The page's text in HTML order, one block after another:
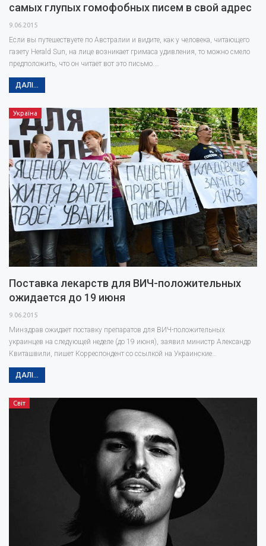
самых глупых гомофобных писем в свой адрес
9.06.2015
Если вы путешествуете по Австралии и видите, как у человека, читающего
газету Herald Sun, на лице возникает гримаса удивления, то можно смело
предположить, что он читает вот это письмо.…
ДАЛІ...
Україна
Поставка лекарств для ВИЧ-положительных
ожидается до 19 июня
9.06.2015
Минздрав ожидает поставку препаратов для ВИЧ-положительных
украинцев на следующей неделе (до 19 июня), заявил министр Александр
Квиташвили, пишет Корреспондент со ссылкой на Украинские…
ДАЛІ...
Світ